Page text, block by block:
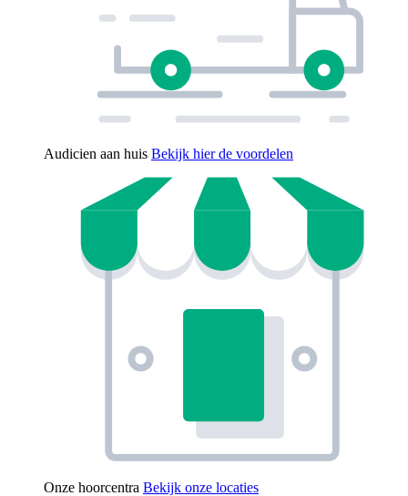
Audicien aan huis Bekijk hier de voordelen
Onze hoorcentra Bekijk onze locaties